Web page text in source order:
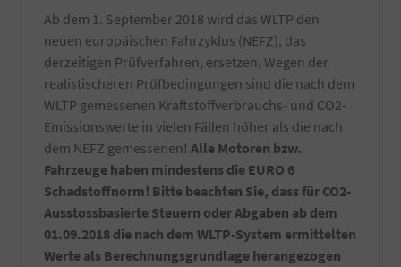
Ab dem 1. September 2018 wird das WLTP den
neuen europäischen Fahrzyklus (NEFZ), das
derzeitigen Prüfverfahren, ersetzen, Wegen der
realistischeren Prüfbedingungen sind die nach dem
WLTP gemessenen Kraftstoffverbrauchs- und CO2-
Emissionswerte in vielen Fällen höher als die nach
dem NEFZ gemessenen! Alle Motoren bzw.
Fahrzeuge haben mindestens die EURO 6
Schadstoffnorm! Bitte beachten Sie, dass für CO2-
Ausstossbasierte Steuern oder Abgaben ab dem
01.09.2018 die nach dem WLTP-System ermittelten
Werte als Berechnungsgrundlage herangezogen